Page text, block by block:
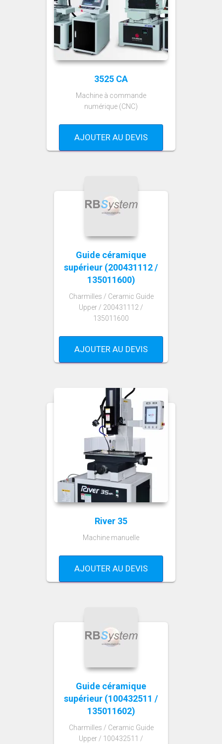
3525 CA
Machine à commande
numérique (CNC)
AJOUTER AU DEVIS
Guide céramique
supérieur (200431112 /
135011600)
Charmilles / Ceramic Guide
Upper / 200431112 /
135011600
AJOUTER AU DEVIS
River 35
Machine manuelle
AJOUTER AU DEVIS
Guide céramique
supérieur (100432511 /
135011602)
Charmilles / Ceramic Guide
Upper / 100432511 /